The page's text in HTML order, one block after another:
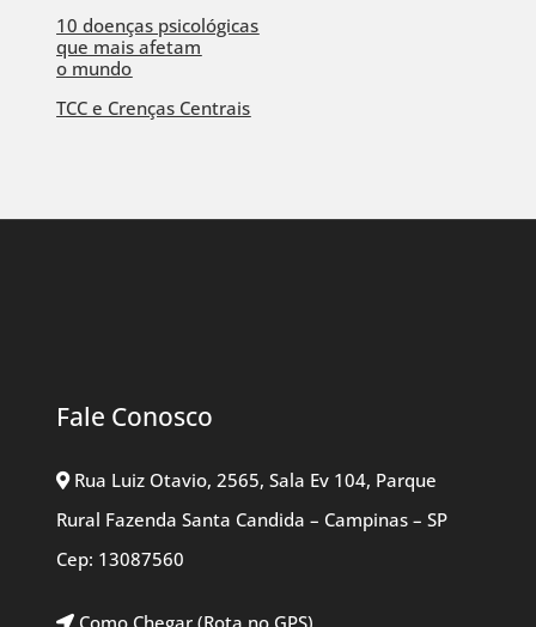
10 doenças psicológicas
que mais afetam
o mundo
TCC e Crenças Centrais
Fale Conosco
Rua Luiz Otavio, 2565, Sala Ev 104, Parque
Rural Fazenda Santa Candida – Campinas – SP
Cep: 13087560